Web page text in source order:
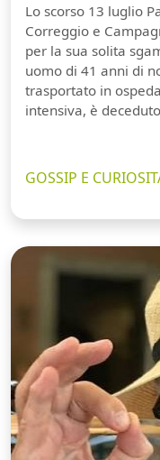
Lo scorso 13 luglio
Correggio e
per la sua solita
uomo di 41 anni di
trasportato in
intensiva, è
GOSSIP E